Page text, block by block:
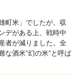
町米」でしたが、収
デがある上、戦時中
者が減りました。全
な酒米”幻の米”と呼ば